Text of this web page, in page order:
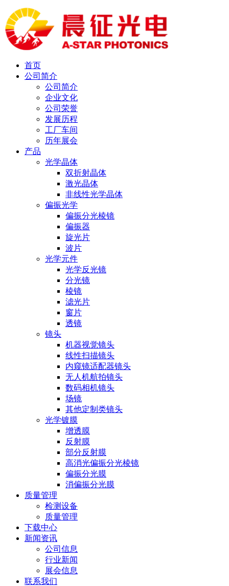
首页
公司简介
公司简介
企业文化
公司荣誉
发展历程
工厂车间
历年展会
产品
光学晶体
双折射晶体
激光晶体
非线性光学晶体
偏振光学
偏振分光棱镜
偏振器
旋光片
波片
光学元件
光学反光镜
分光镜
棱镜
滤光片
窗片
透镜
镜头
机器视觉镜头
线性扫描镜头
内窥镜适配器镜头
无人机航拍镜头
数码相机镜头
场镜
其他定制类镜头
光学镀膜
增透膜
反射膜
部分反射膜
高消光偏振分光棱镜
偏振分光膜
消偏振分光膜
质量管理
检测设备
质量管理
下载中心
新闻资讯
公司信息
行业新闻
展会信息
联系我们